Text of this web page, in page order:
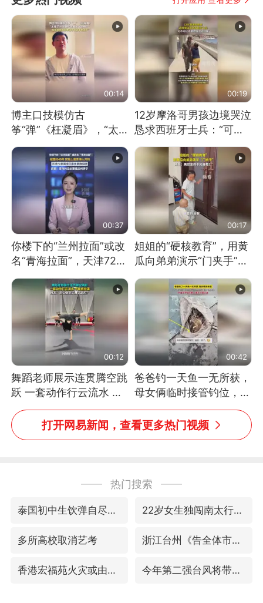
00:14
博主口技模仿古
筝“弹”《枉凝眉》，“太
像了～你是吃古筝长大的
吗？”“或将成为首位考级
不带古筝的选手。”（来
源：新华每日电讯）
00:19
12岁摩洛哥男孩边境哭泣
恳求西班牙士兵：“可不
可以不要把我遣返回国”
00:37
你楼下的“兰州拉面”或改
名“青海拉面”，天津72家
面馆已集体更换招牌
00:17
姐姐的“硬核教育”，用黄
瓜向弟弟演示“门夹手”，
网友：果然言传不如身
教！
00:12
舞蹈老师展示连贯腾空跳
跃 一套动作行云流水 节
奏感拉满 网友：怎么做
到又舞又武的？
00:42
爸爸钓一天鱼一无所获，
母女俩临时接管钓位，用
玩具鱼竿钓上大鱼
打开网易新闻，查看更多热门视频
热门搜索
泰国初中生饮弹自尽前开了26枪 22岁女生独闯南太行失联12天
多所高校取消艺考 浙江台州《告全体市民书》
香港宏福苑火灾或由烟头引起 今年第二强台风将带来多大影响